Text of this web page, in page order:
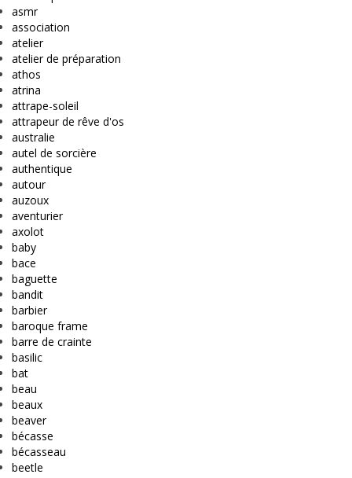
asmr
association
atelier
atelier de préparation
athos
atrina
attrape-soleil
attrapeur de rêve d'os
australie
autel de sorcière
authentique
autour
auzoux
aventurier
axolot
baby
bace
baguette
bandit
barbier
baroque frame
barre de crainte
basilic
bat
beau
beaux
beaver
bécasse
bécasseau
beetle